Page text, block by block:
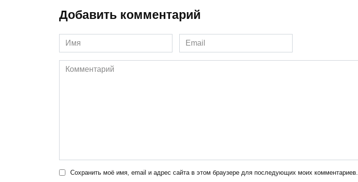
Добавить комментарий
Имя
*
Email
*
Комментарий
Сохранить моё имя, email и адрес сайта в этом браузере для последующих моих комментариев.